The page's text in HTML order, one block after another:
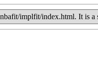
implfit/index.html. It is